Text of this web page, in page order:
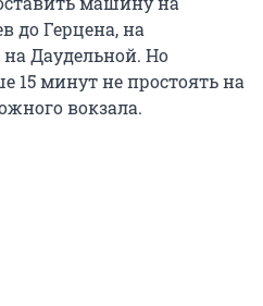
до Герцена, на
Даудельной. Но
15 минут не простоять на
вокзала.